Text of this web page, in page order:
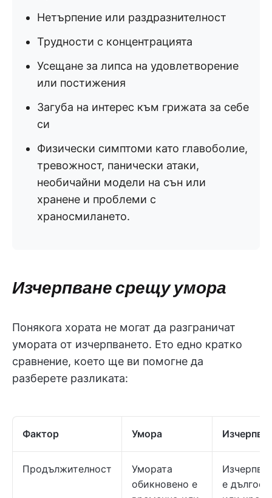
Нетърпение или раздразнителност
Трудности с концентрацията
Усещане за липса на удовлетворение
или постижения
Загуба на интерес към грижата за себе
си
Физически симптоми като главоболие,
тревожност, панически атаки,
необичайни модели на сън или
хранене и проблеми с
храносмилането.
Изчерпване срещу умора
Понякога хората не могат да разграничат
умората от изчерпването. Ето едно кратко
сравнение, което ще ви помогне да
разберете разликата:
Фактор Умора
Продължителност
Умората
обикновено е
е